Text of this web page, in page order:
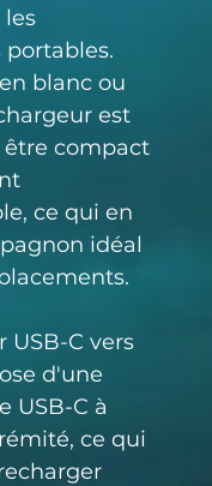
blanc ou
est
compact
ce qui en
idéal
USB-C vers
d'une
USB-C à
ce qui